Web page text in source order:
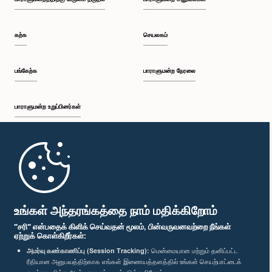
உங்கள் அந்தரங்கத்தை நாம் மதிக்கிறோம்
"சரி" என்பதைக் கிளிக் செய்வதன் மூலம், பின்வருவனவற்றை நீங்கள்
ஏற்றுக் கொள்கிறீர்கள்:
அமர்வு கண்காணிப்பு (Session Tracking): மென்மையான மற்றும் தனிப்பட்ட
ரீதியான அனுபவத்திற்காக எங்கள் இணையத்தளத்தில் உங்கள் செயற்பாட்டைக்
பி.ப. 1:57 - பி.ப. 2:10
பி.ப. 2:17 - பி.ப. 2:34
பி.ப. 2:34 - பி.ப. 2:41
கற்க
பங்கேற்க
பாராளுமன்ற உறுப்பினர்கள்
முதற்பக்கம்
செயலகம்
பாராளுமன்ற நேரலை
பாராளுமன்ற கையடக்க செயலி
எம்மை பின்தொடர்க :